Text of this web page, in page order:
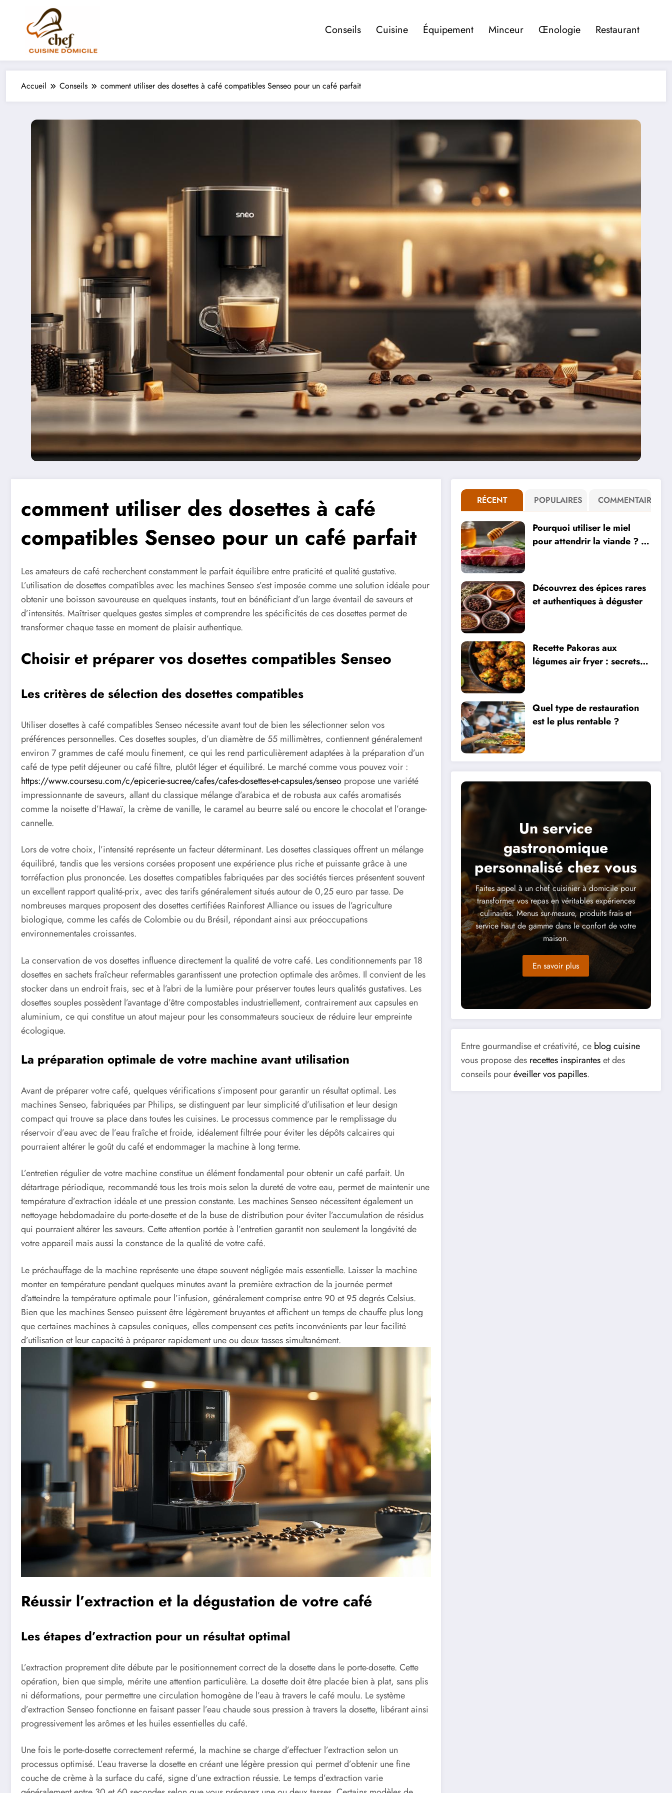
Conseils Cuisine Équipement Minceur Œnologie Restaurant
Accueil Conseils comment utiliser des dosettes à café compatibles Senseo pour un café parfait
comment utiliser des dosettes à café
compatibles Senseo pour un café parfait
Les amateurs de café recherchent constamment le parfait équilibre entre praticité et qualité gustative.
L’utilisation de dosettes compatibles avec les machines Senseo s’est imposée comme une solution idéale pour
obtenir une boisson savoureuse en quelques instants, tout en bénéficiant d’un large éventail de saveurs et
d’intensités. Maîtriser quelques gestes simples et comprendre les spécificités de ces dosettes permet de
transformer chaque tasse en moment de plaisir authentique.
Choisir et préparer vos dosettes compatibles Senseo
Les critères de sélection des dosettes compatibles
Utiliser dosettes à café compatibles Senseo nécessite avant tout de bien les sélectionner selon vos
préférences personnelles. Ces dosettes souples, d’un diamètre de 55 millimètres, contiennent généralement
environ 7 grammes de café moulu finement, ce qui les rend particulièrement adaptées à la préparation d’un
café de type petit déjeuner ou café filtre, plutôt léger et équilibré. Le marché comme vous pouvez voir :
https://www.coursesu.com/c/epicerie-sucree/cafes/cafes-dosettes-et-capsules/senseo propose une variété
impressionnante de saveurs, allant du classique mélange d’arabica et de robusta aux cafés aromatisés
comme la noisette d’Hawaï, la crème de vanille, le caramel au beurre salé ou encore le chocolat et l’orange-
cannelle.
Lors de votre choix, l’intensité représente un facteur déterminant. Les dosettes classiques offrent un mélange
équilibré, tandis que les versions corsées proposent une expérience plus riche et puissante grâce à une
torréfaction plus prononcée. Les dosettes compatibles fabriquées par des sociétés tierces présentent souvent
un excellent rapport qualité-prix, avec des tarifs généralement situés autour de 0,25 euro par tasse. De
nombreuses marques proposent des dosettes certifiées Rainforest Alliance ou issues de l’agriculture
biologique, comme les cafés de Colombie ou du Brésil, répondant ainsi aux préoccupations
environnementales croissantes.
La conservation de vos dosettes influence directement la qualité de votre café. Les conditionnements par 18
dosettes en sachets fraîcheur refermables garantissent une protection optimale des arômes. Il convient de les
stocker dans un endroit frais, sec et à l’abri de la lumière pour préserver toutes leurs qualités gustatives. Les
dosettes souples possèdent l’avantage d’être compostables industriellement, contrairement aux capsules en
aluminium, ce qui constitue un atout majeur pour les consommateurs soucieux de réduire leur empreinte
écologique.
La préparation optimale de votre machine avant utilisation
Avant de préparer votre café, quelques vérifications s’imposent pour garantir un résultat optimal. Les
machines Senseo, fabriquées par Philips, se distinguent par leur simplicité d’utilisation et leur design
compact qui trouve sa place dans toutes les cuisines. Le processus commence par le remplissage du
réservoir d’eau avec de l’eau fraîche et froide, idéalement filtrée pour éviter les dépôts calcaires qui
pourraient altérer le goût du café et endommager la machine à long terme.
L’entretien régulier de votre machine constitue un élément fondamental pour obtenir un café parfait. Un
détartrage périodique, recommandé tous les trois mois selon la dureté de votre eau, permet de maintenir une
température d’extraction idéale et une pression constante. Les machines Senseo nécessitent également un
nettoyage hebdomadaire du porte-dosette et de la buse de distribution pour éviter l’accumulation de résidus
qui pourraient altérer les saveurs. Cette attention portée à l’entretien garantit non seulement la longévité de
votre appareil mais aussi la constance de la qualité de votre café.
Le préchauffage de la machine représente une étape souvent négligée mais essentielle. Laisser la machine
monter en température pendant quelques minutes avant la première extraction de la journée permet
d’atteindre la température optimale pour l’infusion, généralement comprise entre 90 et 95 degrés Celsius.
Bien que les machines Senseo puissent être légèrement bruyantes et affichent un temps de chauffe plus long
que certaines machines à capsules coniques, elles compensent ces petits inconvénients par leur facilité
d’utilisation et leur capacité à préparer rapidement une ou deux tasses simultanément.
Réussir l’extraction et la dégustation de votre café
Les étapes d’extraction pour un résultat optimal
L’extraction proprement dite débute par le positionnement correct de la dosette dans le porte-dosette. Cette
opération, bien que simple, mérite une attention particulière. La dosette doit être placée bien à plat, sans plis
ni déformations, pour permettre une circulation homogène de l’eau à travers le café moulu. Le système
d’extraction Senseo fonctionne en faisant passer l’eau chaude sous pression à travers la dosette, libérant ainsi
progressivement les arômes et les huiles essentielles du café.
Une fois le porte-dosette correctement refermé, la machine se charge d’effectuer l’extraction selon un
processus optimisé. L’eau traverse la dosette en créant une légère pression qui permet d’obtenir une fine
couche de crème à la surface du café, signe d’une extraction réussie. Le temps d’extraction varie
RÉCENT POPULAIRES COMMENTAIRE
Pourquoi utiliser le miel
pour attendrir la viande ? 5
Découvrez des épices rares
et authentiques à déguster
Recette Pakoras aux
légumes air fryer : secrets
Quel type de restauration
est le plus rentable ?
Un service
gastronomique
personnalisé chez vous
Faites appel à un chef cuisinier à domicile pour
transformer vos repas en véritables expériences
culinaires. Menus sur-mesure, produits frais et
service haut de gamme dans le confort de votre
maison.
En savoir plus
Entre gourmandise et créativité, ce blog cuisine
vous propose des recettes inspiranteset des
conseils pouréveiller vos papilles.